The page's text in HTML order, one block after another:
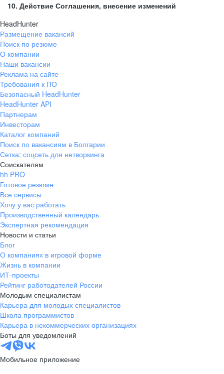
10. Действие Соглашения, внесение изменений
HeadHunter
Размещение вакансий
Поиск по резюме
О компании
Наши вакансии
Реклама на сайте
Требования к ПО
Безопасный HeadHunter
HeadHunter API
Партнерам
Инвесторам
Каталог компаний
Поиск по вакансиям в Болгарии
Сетка: соцсеть для нетворкинга
Соискателям
hh PRO
Готовое резюме
Все сервисы
Хочу у вас работать
Производственный календарь
Экспертная рекомендация
Новости и статьи
Блог
О компаниях в игровой форме
Жизнь в компании
ИТ-проекты
Рейтинг работодателей России
Молодым специалистам
Карьера для молодых специалистов
Школа программистов
Карьера в некоммерческих организациях
Боты для уведомлений
Мобильное приложение